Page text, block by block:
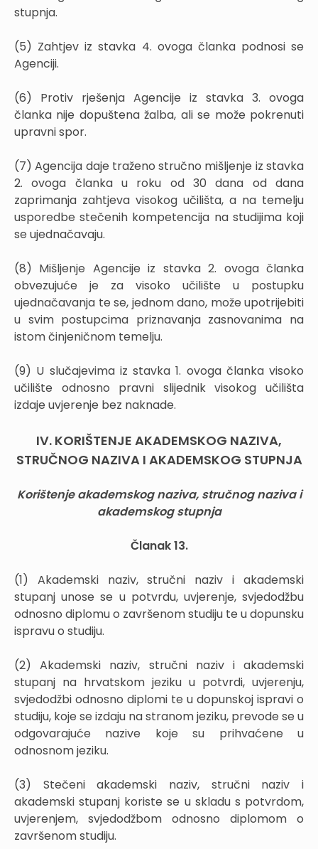
stupnja.
(5) Zahtjev iz stavka 4. ovoga članka podnosi se
Agenciji.
(6) Protiv rješenja Agencije iz stavka 3. ovoga
članka nije dopuštena žalba, ali se može pokrenuti
upravni spor.
(7) Agencija daje traženo stručno mišljenje iz stavka
2. ovoga članka u roku od 30 dana od dana
zaprimanja zahtjeva visokog učilišta, a na temelju
usporedbe stečenih kompetencija na studijima koji
se ujednačavaju.
(8) Mišljenje Agencije iz stavka 2. ovoga članka
obvezujuće je za visoko učilište u postupku
ujednačavanja te se, jednom dano, može upotrijebiti
u svim postupcima priznavanja zasnovanima na
istom činjeničnom temelju.
(9) U slučajevima iz stavka 1. ovoga članka visoko
učilište odnosno pravni slijednik visokog učilišta
izdaje uvjerenje bez naknade.
IV. KORIŠTENJE AKADEMSKOG NAZIVA,
STRUČNOG NAZIVA I AKADEMSKOG STUPNJA
Korištenje akademskog naziva, stručnog naziva i
akademskog stupnja
Članak 13.
(1) Akademski naziv, stručni naziv i akademski
stupanj unose se u potvrdu, uvjerenje, svjedodžbu
odnosno diplomu o završenom studiju te u dopunsku
ispravu o studiju.
(2) Akademski naziv, stručni naziv i akademski
stupanj na hrvatskom jeziku u potvrdi, uvjerenju,
svjedodžbi odnosno diplomi te u dopunskoj ispravi o
studiju, koje se izdaju na stranom jeziku, prevode se u
odgovarajuće nazive koje su prihvaćene u
odnosnom jeziku.
(3) Stečeni akademski naziv, stručni naziv i
akademski stupanj koriste se u skladu s potvrdom,
uvjerenjem, svjedodžbom odnosno diplomom o
završenom studiju.